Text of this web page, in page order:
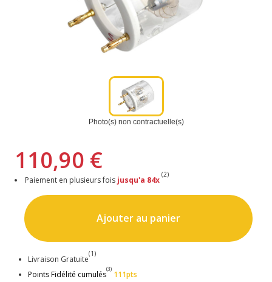
Photo(s) non contractuelle(s)
110,90 €
Paiement en plusieurs fois jusqu'a 84x
(2)
Ajouter au panier
Livraison Gratuite
(1)
Points Fidélité cumulés
(3)
111pts